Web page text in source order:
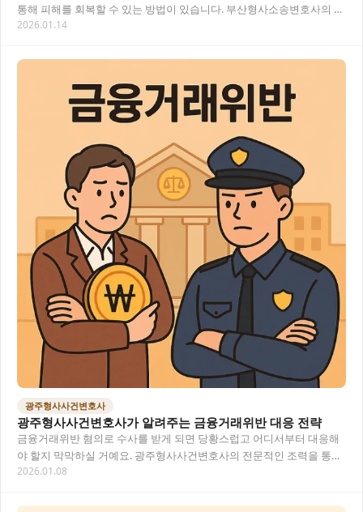
통해 피해를 회복할 수 있는 방법이 있습니다. 부산형사소송변호사의 조
력을 받아 사기범에 대한 처벌과 손해배상을…
2026.01.14
광주형사사건변호사
광주형사사건변호사가 알려주는 금융거래위반 대응 전략
금융거래위반 혐의로 수사를 받게 되면 당황스럽고 어디서부터 대응해
야 할지 막막하실 거예요. 광주형사사건변호사의 전문적인 조력을 통해
법적 위기를 현명하게 극복할 수 있는 방법을 알…
2026.01.08